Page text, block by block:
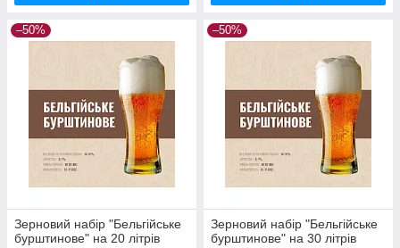
–50%
Зерновий набір "Бельгійське
бурштинове" на 20 літрів
–50%
Зерновий набір "Бельгійське
бурштинове" на 30 літрів